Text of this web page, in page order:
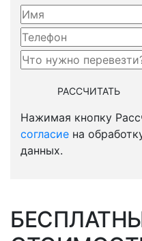
Нажимая кнопку
согласие на
данных.